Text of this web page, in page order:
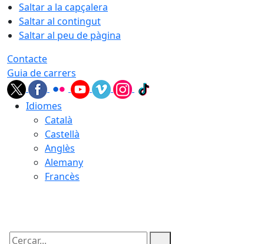
Saltar a la capçalera
Saltar al contingut
Saltar al peu de pàgina
Contacte
Guia de carrers
Idiomes
Català
Castellà
Anglès
Alemany
Francès